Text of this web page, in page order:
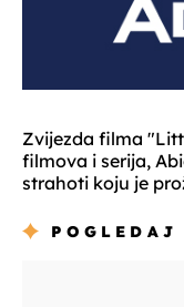
Zvijezda filma
filmova i serija,
strahoti koju je
POGLEDAJ